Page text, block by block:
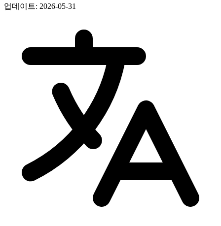
업데이트: 2026-05-31